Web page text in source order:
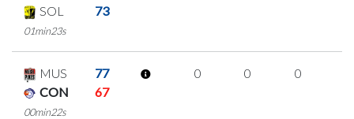
SOL
73
01min23s
MUS
77
CON
67
00min22s
0 0 0